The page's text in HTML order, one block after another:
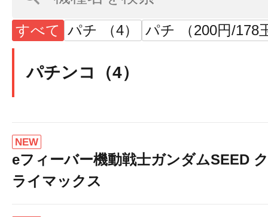
すべて パチ （4） パチ （200円/178
パチンコ（4）
NEW
eフィーバー機動戦士ガンダムSEED ク
ライマックス